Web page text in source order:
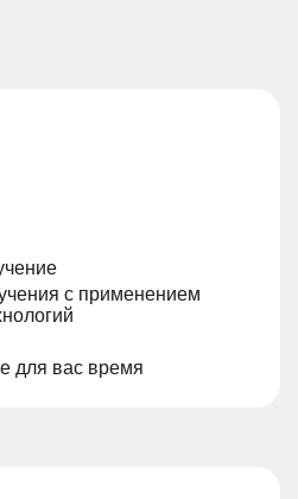
с применением
для вас время